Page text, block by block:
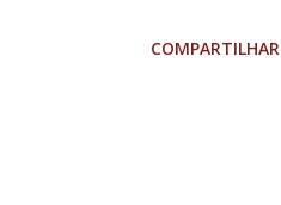
COMPARTILHAR